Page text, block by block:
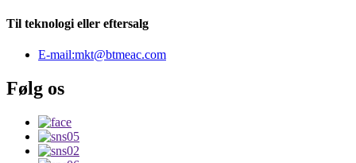
Til teknologi eller eftersalg
E-mail:mkt@btmeac.com
Følg os